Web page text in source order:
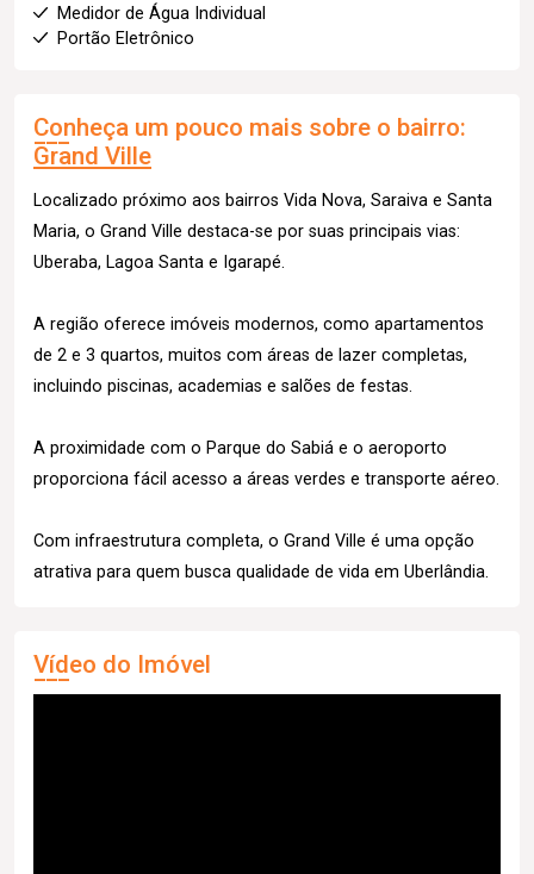
Medidor de Água Individual
Portão Eletrônico
Conheça um pouco mais sobre o bairro:
Grand Ville
Localizado próximo aos bairros Vida Nova, Saraiva e Santa
Maria, o Grand Ville destaca-se por suas principais vias:
Uberaba, Lagoa Santa e Igarapé.
A região oferece imóveis modernos, como apartamentos
de 2 e 3 quartos, muitos com áreas de lazer completas,
incluindo piscinas, academias e salões de festas.
A proximidade com o Parque do Sabiá e o aeroporto
proporciona fácil acesso a áreas verdes e transporte aéreo.
Com infraestrutura completa, o Grand Ville é uma opção
atrativa para quem busca qualidade de vida em Uberlândia.
Vídeo do Imóvel